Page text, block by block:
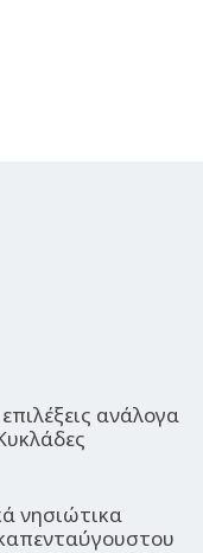
ανάλογα
νησιώτικα